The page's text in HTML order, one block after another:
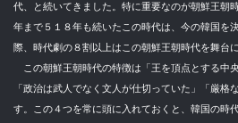
代、と続いてきました。特に重要なのが朝鮮王朝
年まで５１８年も続いたこの時代は、今の韓国を
際、時代劇の８割以上はこの朝鮮王朝時代を舞台
この朝鮮王朝時代の特徴は「王を頂点とする中
「政治は武人でなく文人が仕切っていた」「厳格
す。この４つを常に頭に入れておくと、韓国の時